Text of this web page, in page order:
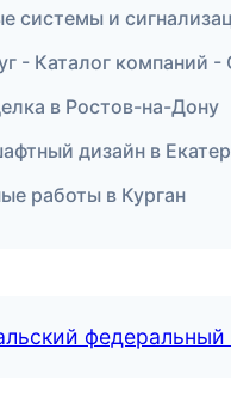
системы и
- Каталог компаний -
в Ростов-на-Дону
дизайн в
работы в Курган
федеральный